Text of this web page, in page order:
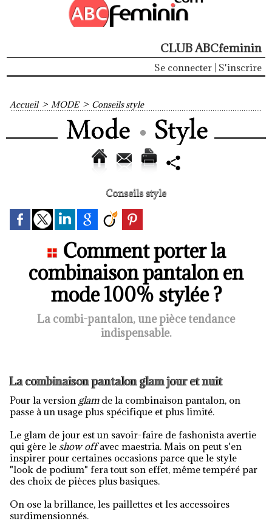
CLUB ABCfeminin
Se connecter S'inscrire
Accueil > MODE > Conseils style
Conseils style
Comment porter la
combinaison pantalon en
mode 100% stylée ?
La combi-pantalon, une pièce tendance
indispensable.
La combinaison pantalon glam jour et nuit
Pour la version glamde la combinaison pantalon, on
passe à un usage plus spécifique et plus limité.
Le glam de jour est un savoir-faire de fashonista avertie
qui gère le show offavec maestria. Mais on peut s'en
inspirer pour certaines occasions parce que le style
"look de podium" fera tout son effet, même tempéré par
des choix de pièces plus basiques.
On ose la brillance, les paillettes et les accessoires
surdimensionnés.